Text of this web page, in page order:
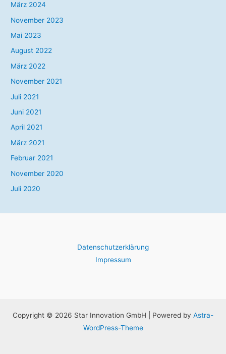
März 2024
November 2023
Mai 2023
August 2022
März 2022
November 2021
Juli 2021
Juni 2021
April 2021
März 2021
Februar 2021
November 2020
Juli 2020
Datenschutzerklärung
Impressum
Copyright © 2026 Star Innovation GmbH | Powered by Astra-
WordPress-Theme